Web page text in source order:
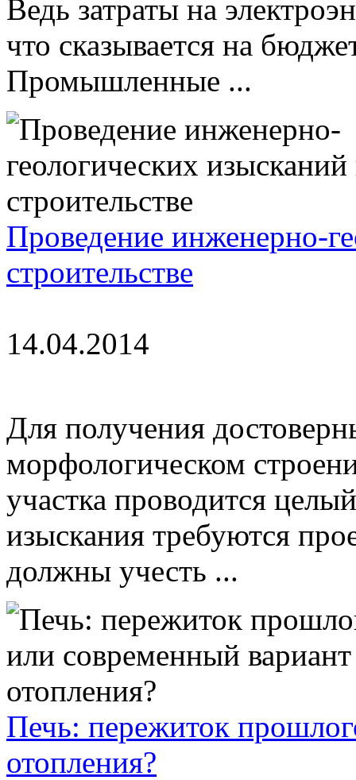
Ведь затраты на
что сказывается на
Промышленные ...
Проведение инженерно-
строительстве
14.04.2014
Для получения
морфологическом
участка проводится
изыскания требуются
должны учесть ...
Печь: пережиток
отопления?